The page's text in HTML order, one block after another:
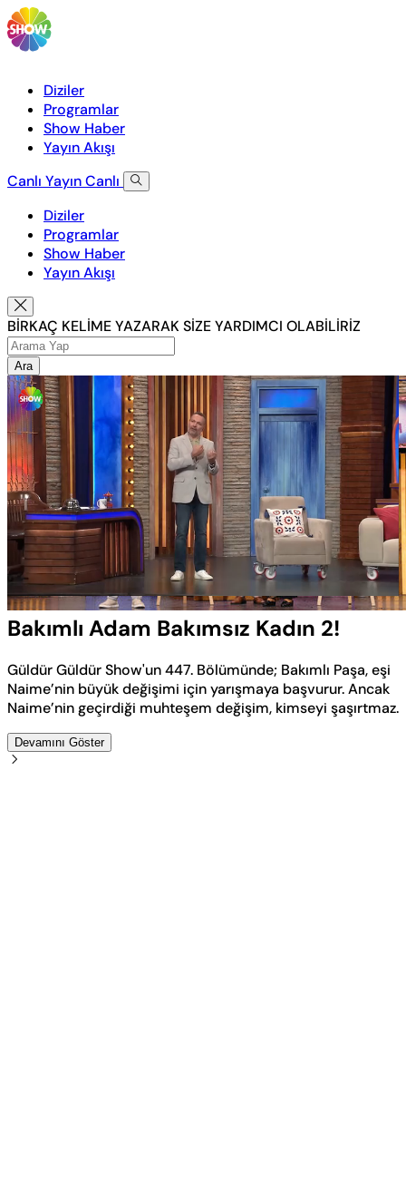
Diziler
Programlar
Show Haber
Yayın Akışı
Canlı YayınCanlı
Diziler
Programlar
Show Haber
Yayın Akışı
BİRKAÇ KELİME YAZARAK SİZE YARDIMCI OLABİLİRİZ
Ara
Sesi
Aç
Yüklendi:
4.54%
Oynatma
Hızı
Bakımlı Adam Bakımsız Kadın 2!
Güldür Güldür Show'un 447. Bölümünde; Bakımlı Paşa, eşi
Naime’nin büyük değişimi için yarışmaya başvurur. Ancak
Naime’nin geçirdiği muhteşem değişim, kimseyi şaşırtmaz.
Devamını Göster